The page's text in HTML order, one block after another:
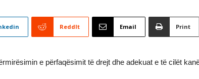
ReddIt Email Print
e përfaqësimit të drejt dhe adekuat e të cilët